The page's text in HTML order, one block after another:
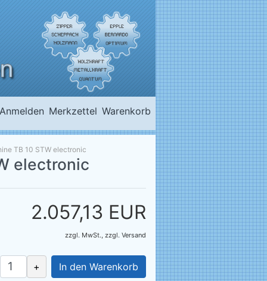
Anmelden Merkzettel Warenkorb
TB 10 STW electronic
electronic
2.057,13 EUR
zzgl. MwSt., zzgl. Versand
+ In den Warenkorb